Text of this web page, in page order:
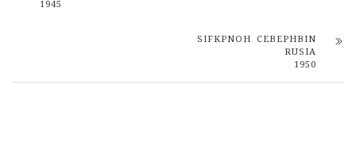
1945
SIFKPNOH CEBEPHBIN
RUSIA
1950